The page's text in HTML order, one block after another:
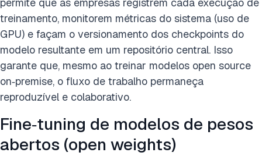
permite que as empresas registrem cada execução de
treinamento, monitorem métricas do sistema (uso de
GPU) e façam o versionamento dos checkpoints do
modelo resultante em um repositório central. Isso
garante que, mesmo ao treinar modelos open source
on‑premise, o fluxo de trabalho permaneça
reproduzível e colaborativo.
Fine‑tuning de modelos de pesos
abertos (open weights)